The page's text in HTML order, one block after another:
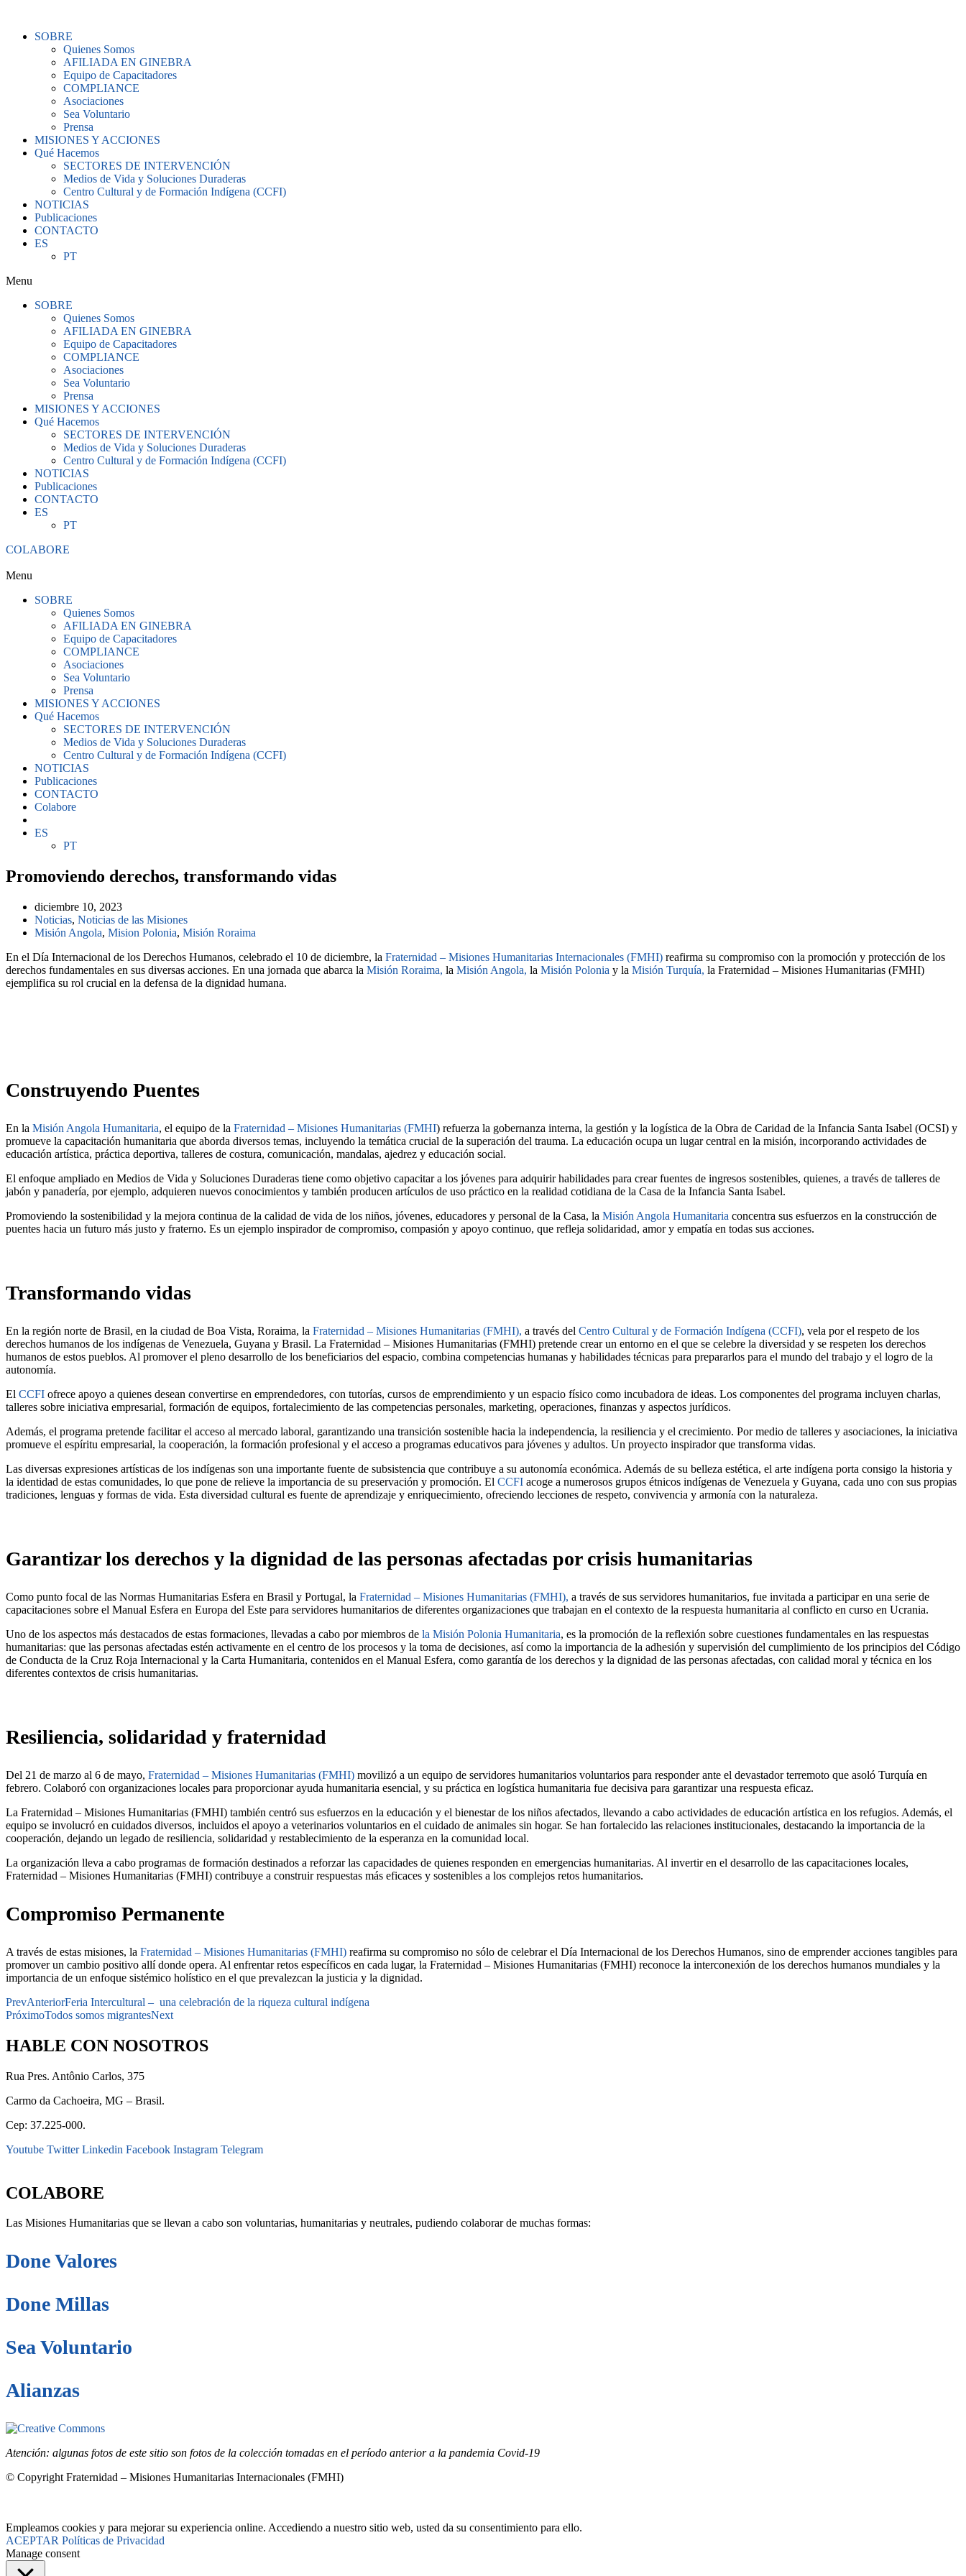
contenidoSOBRE
Quienes Somos
AFILIADA EN GINEBRA
Equipo de Capacitadores
COMPLIANCE
Asociaciones
Sea Voluntario
Prensa
MISIONES Y ACCIONES
Qué Hacemos
SECTORES DE INTERVENCIÓN
Medios de Vida y Soluciones Duraderas
Centro Cultural y de Formación Indígena (CCFI)
NOTICIAS
Publicaciones
CONTACTO
ES
PT
Menu
SOBRE
Quienes Somos
AFILIADA EN GINEBRA
Equipo de Capacitadores
COMPLIANCE
Asociaciones
Sea Voluntario
Prensa
MISIONES Y ACCIONES
Qué Hacemos
SECTORES DE INTERVENCIÓN
Medios de Vida y Soluciones Duraderas
Centro Cultural y de Formación Indígena (CCFI)
NOTICIAS
Publicaciones
CONTACTO
ES
PT
COLABORE
Menu
SOBRE
Quienes Somos
AFILIADA EN GINEBRA
Equipo de Capacitadores
COMPLIANCE
Asociaciones
Sea Voluntario
Prensa
MISIONES Y ACCIONES
Qué Hacemos
SECTORES DE INTERVENCIÓN
Medios de Vida y Soluciones Duraderas
Centro Cultural y de Formación Indígena (CCFI)
NOTICIAS
Publicaciones
CONTACTO
Colabore
ES
PT
Promoviendo derechos, transformando vidas
diciembre 10, 2023
Noticias, Noticias de las Misiones
Misión Angola, Mision Polonia, Misión Roraima
En el Día Internacional de los Derechos Humanos, celebrado el 10 de diciembre, la Fraternidad – Misiones Humanitarias Internacionales (FMHI) reafirma su compromiso con la promoción y protección de los
derechos fundamentales en sus diversas acciones. En una jornada que abarca la Misión Roraima, la Misión Angola, la Misión Polonia y la Misión Turquía, la Fraternidad – Misiones Humanitarias (FMHI)
ejemplifica su rol crucial en la defensa de la dignidad humana.
Construyendo Puentes
En la Misión Angola Humanitaria, el equipo de la Fraternidad – Misiones Humanitarias (FMHI) refuerza la gobernanza interna, la gestión y la logística de la Obra de Caridad de la Infancia Santa Isabel (OCSI) y
promueve la capacitación humanitaria que aborda diversos temas, incluyendo la temática crucial de la superación del trauma. La educación ocupa un lugar central en la misión, incorporando actividades de
educación artística, práctica deportiva, talleres de costura, comunicación, mandalas, ajedrez y educación social.
El enfoque ampliado en Medios de Vida y Soluciones Duraderas tiene como objetivo capacitar a los jóvenes para adquirir habilidades para crear fuentes de ingresos sostenibles, quienes, a través de talleres de
jabón y panadería, por ejemplo, adquieren nuevos conocimientos y también producen artículos de uso práctico en la realidad cotidiana de la Casa de la Infancia Santa Isabel.
Promoviendo la sostenibilidad y la mejora continua de la calidad de vida de los niños, jóvenes, educadores y personal de la Casa, la Misión Angola Humanitaria concentra sus esfuerzos en la construcción de
puentes hacia un futuro más justo y fraterno. Es un ejemplo inspirador de compromiso, compasión y apoyo continuo, que refleja solidaridad, amor y empatía en todas sus acciones.
Transformando vidas
En la región norte de Brasil, en la ciudad de Boa Vista, Roraima, la Fraternidad – Misiones Humanitarias (FMHI), a través del Centro Cultural y de Formación Indígena (CCFI), vela por el respeto de los
derechos humanos de los indígenas de Venezuela, Guyana y Brasil. La Fraternidad – Misiones Humanitarias (FMHI) pretende crear un entorno en el que se celebre la diversidad y se respeten los derechos
humanos de estos pueblos. Al promover el pleno desarrollo de los beneficiarios del espacio, combina competencias humanas y habilidades técnicas para prepararlos para el mundo del trabajo y el logro de la
autonomía.
El CCFI ofrece apoyo a quienes desean convertirse en emprendedores, con tutorías, cursos de emprendimiento y un espacio físico como incubadora de ideas. Los componentes del programa incluyen charlas,
talleres sobre iniciativa empresarial, formación de equipos, fortalecimiento de las competencias personales, marketing, operaciones, finanzas y aspectos jurídicos.
Además, el programa pretende facilitar el acceso al mercado laboral, garantizando una transición sostenible hacia la independencia, la resiliencia y el crecimiento. Por medio de talleres y asociaciones, la iniciativa
promueve el espíritu empresarial, la cooperación, la formación profesional y el acceso a programas educativos para jóvenes y adultos. Un proyecto inspirador que transforma vidas.
Las diversas expresiones artísticas de los indígenas son una importante fuente de subsistencia que contribuye a su autonomía económica. Además de su belleza estética, el arte indígena porta consigo la historia y
la identidad de estas comunidades, lo que pone de relieve la importancia de su preservación y promoción. El CCFI acoge a numerosos grupos étnicos indígenas de Venezuela y Guyana, cada uno con sus propias
tradiciones, lenguas y formas de vida. Esta diversidad cultural es fuente de aprendizaje y enriquecimiento, ofreciendo lecciones de respeto, convivencia y armonía con la naturaleza.
Garantizar los derechos y la dignidad de las personas afectadas por crisis humanitarias
Como punto focal de las Normas Humanitarias Esfera en Brasil y Portugal, la Fraternidad – Misiones Humanitarias (FMHI), a través de sus servidores humanitarios, fue invitada a participar en una serie de
capacitaciones sobre el Manual Esfera en Europa del Este para servidores humanitarios de diferentes organizaciones que trabajan en el contexto de la respuesta humanitaria al conflicto en curso en Ucrania.
Uno de los aspectos más destacados de estas formaciones, llevadas a cabo por miembros de la Misión Polonia Humanitaria, es la promoción de la reflexión sobre cuestiones fundamentales en las respuestas
humanitarias: que las personas afectadas estén activamente en el centro de los procesos y la toma de decisiones, así como la importancia de la adhesión y supervisión del cumplimiento de los principios del Código
de Conducta de la Cruz Roja Internacional y la Carta Humanitaria, contenidos en el Manual Esfera, como garantía de los derechos y la dignidad de las personas afectadas, con calidad moral y técnica en los
diferentes contextos de crisis humanitarias.
Resiliencia, solidaridad y fraternidad
Del 21 de marzo al 6 de mayo, Fraternidad – Misiones Humanitarias (FMHI) movilizó a un equipo de servidores humanitarios voluntarios para responder ante el devastador terremoto que asoló Turquía en
febrero. Colaboró con organizaciones locales para proporcionar ayuda humanitaria esencial, y su práctica en logística humanitaria fue decisiva para garantizar una respuesta eficaz.
La Fraternidad – Misiones Humanitarias (FMHI) también centró sus esfuerzos en la educación y el bienestar de los niños afectados, llevando a cabo actividades de educación artística en los refugios. Además, el
equipo se involucró en cuidados diversos, incluidos el apoyo a veterinarios voluntarios en el cuidado de animales sin hogar. Se han fortalecido las relaciones institucionales, destacando la importancia de la
cooperación, dejando un legado de resiliencia, solidaridad y restablecimiento de la esperanza en la comunidad local.
La organización lleva a cabo programas de formación destinados a reforzar las capacidades de quienes responden en emergencias humanitarias. Al invertir en el desarrollo de las capacitaciones locales,
Fraternidad – Misiones Humanitarias (FMHI) contribuye a construir respuestas más eficaces y sostenibles a los complejos retos humanitarios.
Compromiso Permanente
A través de estas misiones, la Fraternidad – Misiones Humanitarias (FMHI) reafirma su compromiso no sólo de celebrar el Día Internacional de los Derechos Humanos, sino de emprender acciones tangibles para
promover un cambio positivo allí donde opera. Al enfrentar retos específicos en cada lugar, la Fraternidad – Misiones Humanitarias (FMHI) reconoce la interconexión de los derechos humanos mundiales y la
importancia de un enfoque sistémico holístico en el que prevalezcan la justicia y la dignidad.
PrevAnteriorFeria Intercultural – una celebración de la riqueza cultural indígena
PróximoTodos somos migrantesNext
HABLE CON NOSOTROS
Rua Pres. Antônio Carlos, 375
Carmo da Cachoeira, MG – Brasil.
Cep: 37.225-000.
Youtube Twitter Linkedin Facebook Instagram Telegram
COLABORE
Las Misiones Humanitarias que se llevan a cabo son voluntarias, humanitarias y neutrales, pudiendo colaborar de muchas formas:
Done Valores
Done Millas
Sea Voluntario
Alianzas
Atención: algunas fotos de este sitio son fotos de la colección tomadas en el período anterior a la pandemia Covid-19
© Copyright Fraternidad – Misiones Humanitarias Internacionales (FMHI)
Empleamos cookies y para mejorar su experiencia online. Accediendo a nuestro sitio web, usted da su consentimiento para ello.
ACEPTAR Políticas de Privacidad
Manage consent